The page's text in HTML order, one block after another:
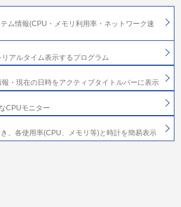
ム情報(CPU・メモリ利用率・ネットワーク速
アルタイム表示するプログラム
・現在の日時をアクティブタイトルバーに表示
CPUモニター
、各使用率(CPU、メモリ等)と時計を簡易表示